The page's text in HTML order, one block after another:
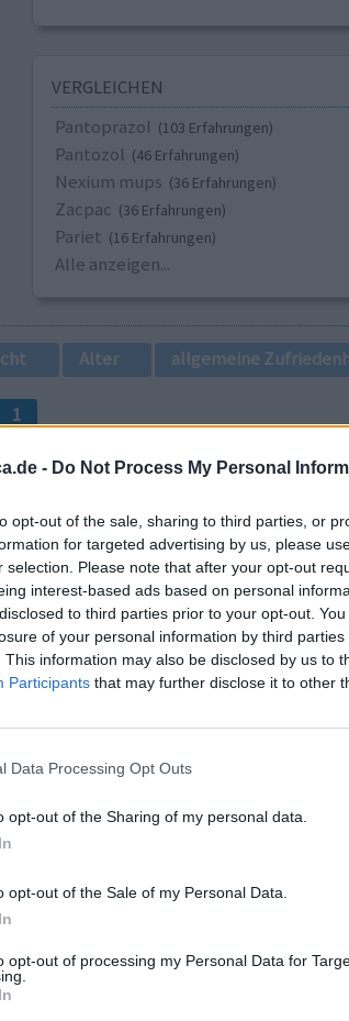
- Do Not Process My Personal
opt-out of the sale, sharing to third parties, or
for targeted advertising by us, please
selection. Please note that after your opt-out
interest-based ads based on personal
to third parties prior to your opt-out.
of your personal information by third parties
This information may also be disclosed by us to
Participants that may further disclose it to other
Data Processing Opt Outs
opt-out of the Sharing of my personal data.
opt-out of the Sale of my Personal Data.
opt-out of processing my Personal Data for
VERGLEICHEN
Pantoprazol (103 Erfahrungen)
Pantozol (46 Erfahrungen)
Nexium mups (36 Erfahrungen)
Zacpac (36 Erfahrungen)
Pariet (16 Erfahrungen)
Alle anzeigen...
Alter allgemeine
1
Wirksamkeit
Anzahl Nebenwirkungen
zu mir
täglich
Bis dahin hatte ich weder
sonst irgendwie. Schon mehrfach
1
Empfängnis Verhütung - andere Mittel